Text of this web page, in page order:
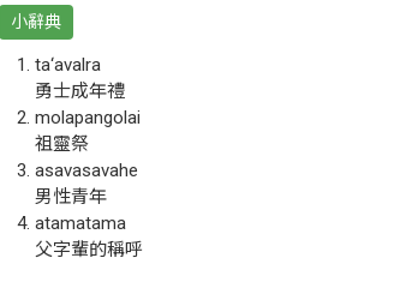
小辭典
ta‘avalra
勇士成年禮
molapangolai
祖靈祭
asavasavahe
男性青年
atamatama
父字輩的稱呼